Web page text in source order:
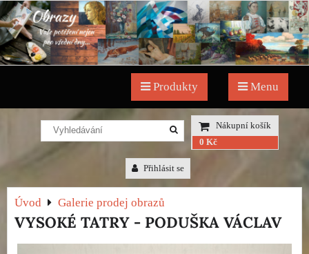
Produkty Menu
Nákupní košík
0 Kč
Přihlásit se
Úvod Galerie prodej obrazů
VYSOKÉ TATRY - PODUŠKA VÁCLAV